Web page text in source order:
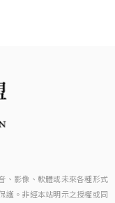
、影像、軟體或未來各種形式
護。非經本站明示之授權或同